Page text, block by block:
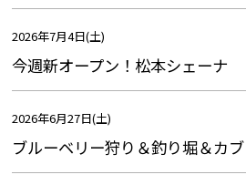
2026年7月4日(土)
今週新オープン！松本シェーナ
2026年6月27日(土)
ブルーベリー狩り＆釣り堀＆カブ